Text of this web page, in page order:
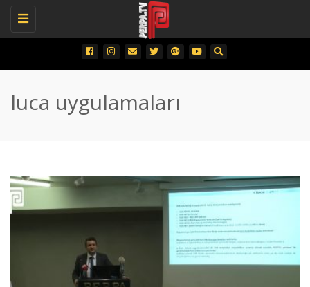
Toggle
luca uygulamaları